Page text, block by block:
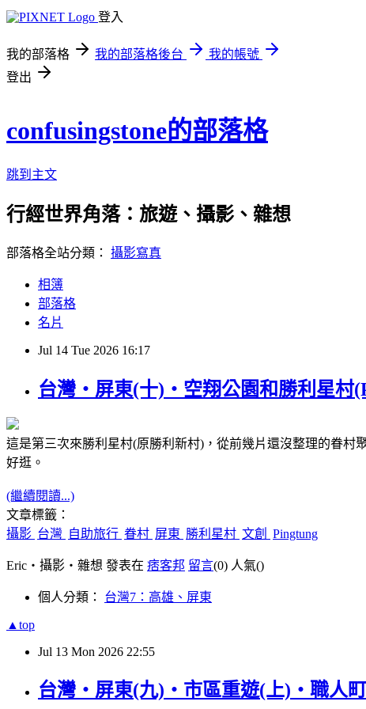
登入
我的部落格 我的部落格後台
我的帳號
登出
confusingstone的部落格
跳到主文
行經世界角落：旅遊、攝影、雜想
部落格全站分類： 攝影寫真
相簿
部落格
名片
Jul 14 Tue 2026 16:17
台灣‧屏東(十)‧空翔公園和勝利星村
這是第三次來勝利星村(原勝利新村)，從前幾片還沒整理的眷
好逛。
(繼續閱讀...)
文章標籤：
攝影 台灣 自助旅行 眷村 屏東 勝利星村 文創 Pingtung
Eric‧攝影‧雜想 發表在 痞客邦 留言(0) 人氣()
個人分類： 台灣7：高雄、屏東
▲top
Jul 13 Mon 2026 22:55
台灣‧屏東(九)‧市區重遊(上)‧職人